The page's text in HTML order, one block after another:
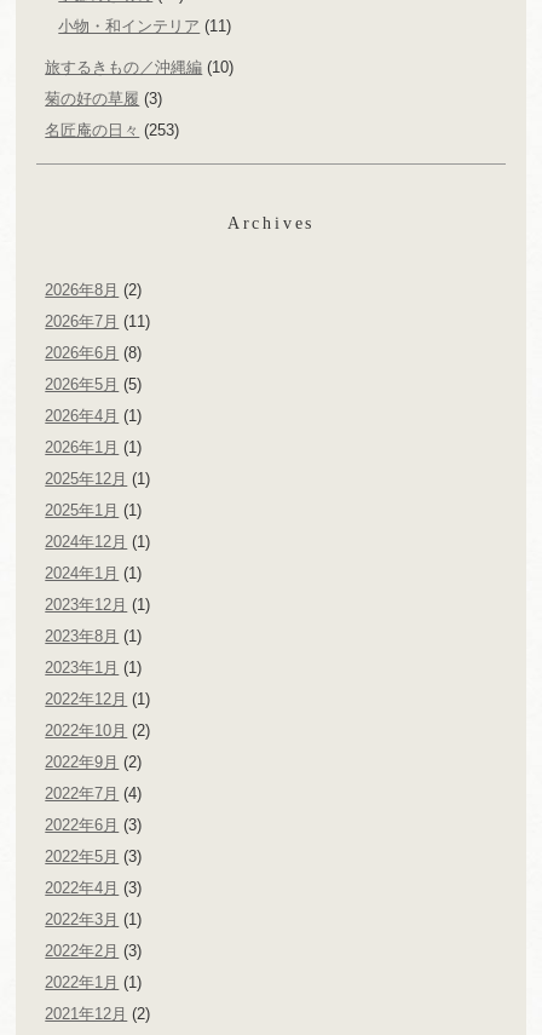
小物・和インテリア (11)
旅するきもの／沖縄編 (10)
菊の好の草履 (3)
名匠庵の日々 (253)
Archives
2026年8月 (2)
2026年7月 (11)
2026年6月 (8)
2026年5月 (5)
2026年4月 (1)
2026年1月 (1)
2025年12月 (1)
2025年1月 (1)
2024年12月 (1)
2024年1月 (1)
2023年12月 (1)
2023年8月 (1)
2023年1月 (1)
2022年12月 (1)
2022年10月 (2)
2022年9月 (2)
2022年7月 (4)
2022年6月 (3)
2022年5月 (3)
2022年4月 (3)
2022年3月 (1)
2022年2月 (3)
2022年1月 (1)
2021年12月 (2)